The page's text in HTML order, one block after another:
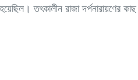
তৎকালীন রাজা দর্পনারায়ণের